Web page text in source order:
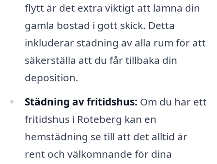
flytt är det extra viktigt att lämna din
gamla bostad i gott skick. Detta
inkluderar städning av alla rum för att
säkerställa att du får tillbaka din
deposition.
Städning av fritidshus: Om du har ett
fritidshus i Roteberg kan en
hemstädning se till att det alltid är
rent och välkomnande för dina